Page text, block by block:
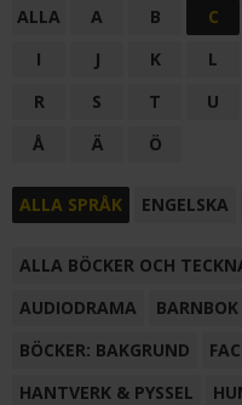
ALLA A B C
I
J K L
R
S T U
Å
Ä Ö
ALLA SPRÅK ENGELSKA
ALLA BÖCKER OCH
AUDIODRAMA
BARNBOK
BÖCKER: BAKGRUND
HANTVERK & PYSSEL